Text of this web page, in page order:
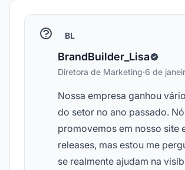
BL
BrandBuilder_Lisa
Diretora de Marketing·6 de
Nossa empresa ganhou
do setor no ano passado.
promovemos em nosso site
releases, mas estou me
se realmente ajudam na